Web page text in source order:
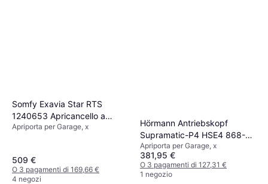
Somfy Exavia Star RTS
1240653 Apricancello a
battente 250 kg
Apriporta per Garage, x
509 €
O 3 pagamenti di 169,66 €
4 negozi
Hörmann Antriebskopf
Supramatic-P4 HSE4 868-BS
DE 6000 mm
Apriporta per Garage, x
381,95 €
O 3 pagamenti di 127,31 €
1 negozio